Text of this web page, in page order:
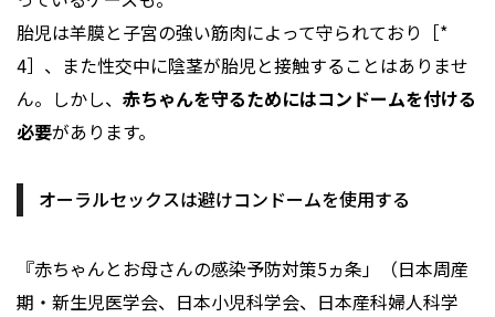
胎児は羊膜と子宮の強い筋肉によって守られており［*
4］、また性交中に陰茎が胎児と接触することはありませ
ん。しかし、 赤ちゃんを守るためにはコンドームを付ける
必要があります。
オーラルセックスは避けコンドームを使用する
『赤ちゃんとお母さんの感染予防対策5ヵ条」（日本周産
期・新生児医学会、日本小児科学会、日本産科婦人科学